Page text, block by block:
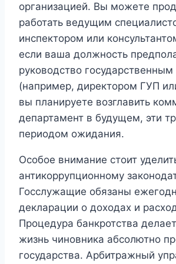
организацией. Вы можете
работать ведущим
инспектором или
если ваша должность
руководство
(например, директором ГУП
вы планируете возглавить
департамент в будущем, эти
периодом ожидания.
Особое внимание стоит
антикоррупционному
Госслужащие обязаны
декларации о доходах и
Процедура банкротства
жизнь чиновника абсолютно
государства. Арбитражный